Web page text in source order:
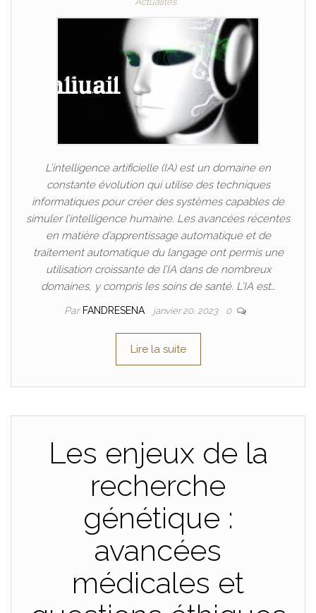
L’intelligence artificielle (IA) est un domaine en
constante évolution qui utilise des techniques
informatiques pour créer des systèmes capables de
simuler l’intelligence humaine. Les avancées récentes
en matière d’apprentissage automatique et de
traitement automatique du langage ont permis une
utilisation croissante de l’IA dans de nombreux
domaines, y compris les soins de santé. L’IA est…
Par FANDRESENA janvier 20, 2023 0
Lire la suite
Les enjeux de la
recherche
génétique :
avancées
médicales et